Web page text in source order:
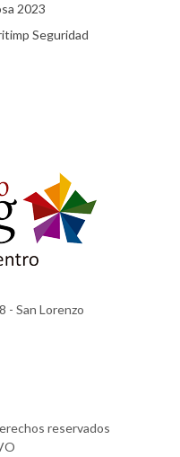
2023
Seguridad
- San Lorenzo
reservados